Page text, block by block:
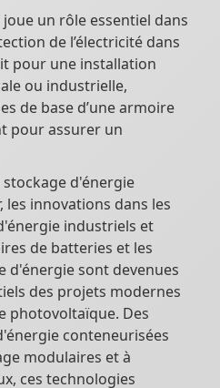
un rôle essentiel dans
de l’électricité dans
pour une installation
ou industrielle,
de base d’une armoire
pour assurer un
d'énergie
innovations dans les
industriels et
de batteries et les
d'énergie sont devenues
des projets modernes
photovoltaïque. Des
conteneurisées
modulaires et à
ces technologies